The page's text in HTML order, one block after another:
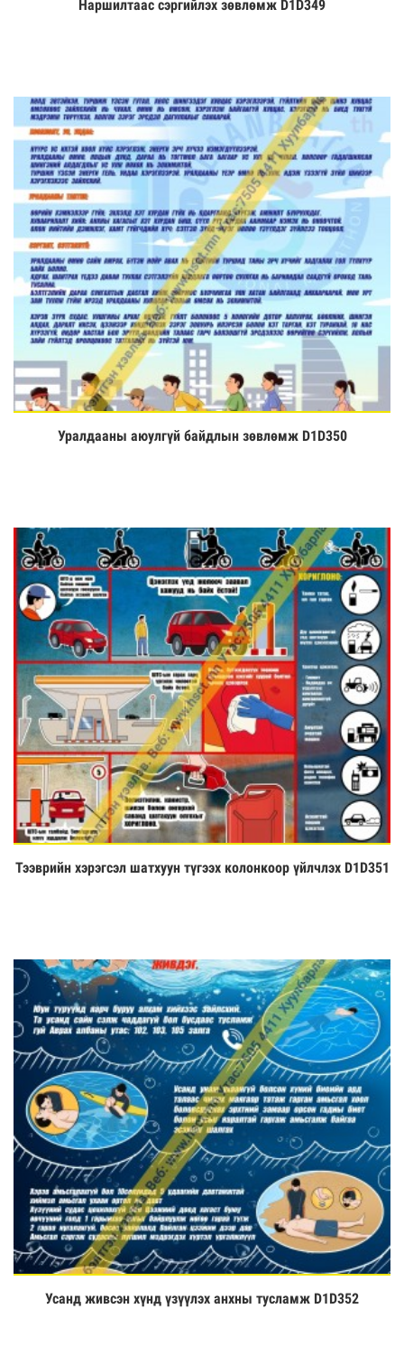
Үзэх
Наршилтаас сэргийлэх зөвлөмж D1D349
Үзэх
Уралдааны аюулгүй байдлын зөвлөмж D1D350
Үзэх
Тээврийн хэрэгсэл шатхуун түгээх колонкоор үйлчлэх D1D351
Үзэх
Усанд живсэн хүнд үзүүлэх анхны тусламж D1D352